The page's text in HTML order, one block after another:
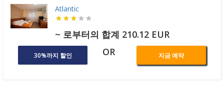
Atlantic
~ 로부터의 합계 210.12 EUR
30%까지 할인 OR 지금 예약